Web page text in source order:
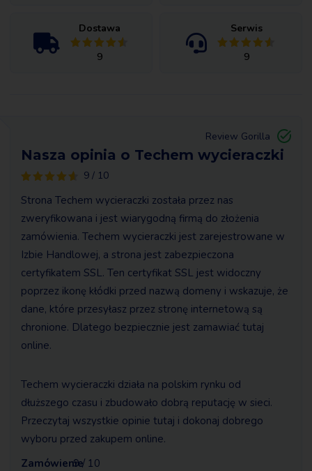
Dostawa
9
Serwis
9
Nasza opinia o Techem wycieraczki
9 / 10
Review Gorilla
Strona Techem wycieraczki została przez nas
zweryfikowana i jest wiarygodną firmą do złożenia
zamówienia. Techem wycieraczki jest zarejestrowane w
Izbie Handlowej, a strona jest zabezpieczona
certyfikatem SSL. Ten certyfikat SSL jest widoczny
poprzez ikonę kłódki przed nazwą domeny i wskazuje, że
dane, które przesyłasz przez stronę internetową są
chronione. Dlatego bezpiecznie jest zamawiać tutaj
online.
Techem wycieraczki działa na polskim rynku od
dłuższego czasu i zbudowało dobrą reputację w sieci.
Przeczytaj wszystkie opinie tutaj i dokonaj dobrego
wyboru przed zakupem online.
Zamówienie9 / 10